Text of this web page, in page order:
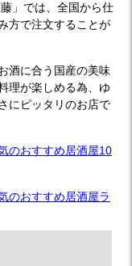
」では、全国から仕
方で注文することが
酒に合う国産の美味
理が楽しめる為、ゆ
にピッタリのお店で
のおすすめ居酒屋10
のおすすめ居酒屋ラ